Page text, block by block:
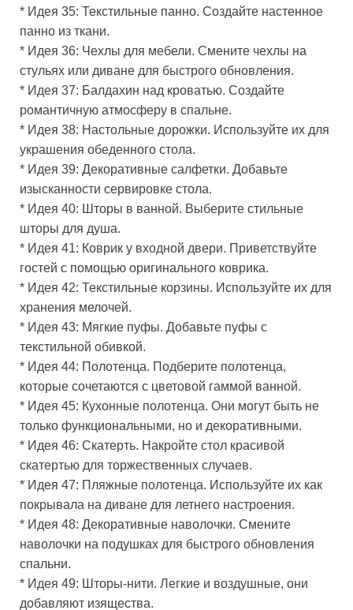
* Идея 35: Текстильные панно. Создайте настенное
панно из ткани.
* Идея 36: Чехлы для мебели. Смените чехлы на
стульях или диване для быстрого обновления.
* Идея 37: Балдахин над кроватью. Создайте
романтичную атмосферу в спальне.
* Идея 38: Настольные дорожки. Используйте их для
украшения обеденного стола.
* Идея 39: Декоративные салфетки. Добавьте
изысканности сервировке стола.
* Идея 40: Шторы в ванной. Выберите стильные
шторы для душа.
* Идея 41: Коврик у входной двери. Приветствуйте
гостей с помощью оригинального коврика.
* Идея 42: Текстильные корзины. Используйте их для
хранения мелочей.
* Идея 43: Мягкие пуфы. Добавьте пуфы с
текстильной обивкой.
* Идея 44: Полотенца. Подберите полотенца,
которые сочетаются с цветовой гаммой ванной.
* Идея 45: Кухонные полотенца. Они могут быть не
только функциональными, но и декоративными.
* Идея 46: Скатерть. Накройте стол красивой
скатертью для торжественных случаев.
* Идея 47: Пляжные полотенца. Используйте их как
покрывала на диване для летнего настроения.
* Идея 48: Декоративные наволочки. Смените
наволочки на подушках для быстрого обновления
спальни.
* Идея 49: Шторы-нити. Легкие и воздушные, они
добавляют изящества.